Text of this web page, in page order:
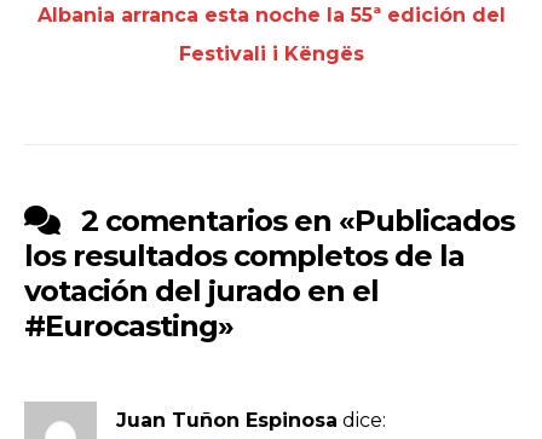
Albania arranca esta noche la 55ª edición del
Festivali i Këngës
2 comentarios en «Publicados
los resultados completos de la
votación del jurado en el
#Eurocasting»
Juan Tuñon Espinosa dice: